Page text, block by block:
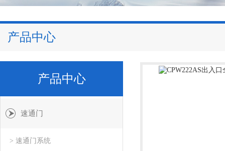
产品中心
产品中心
速通门
> 速通门系统